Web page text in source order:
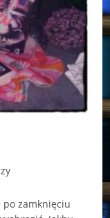
po zamknięciu